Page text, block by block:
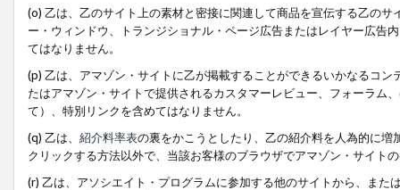
(o) 乙は、乙のサイト上の素材と密接に関連して商品を宣伝する乙の
ー・ウィンドウ、トランジショナル・ページ広告またはレイヤー広告
てはなりません。
(p) 乙は、アマゾン・サイトに乙が掲載することができるいかなるコ
たはアマゾン・サイトで提供されるカスタマーレビュー、フォーラム
て）、特別リンクを含めてはなりません。
(q) 乙は、 紹介料率表の裏をかこうとしたり、乙の紹介料を人為的に
クリックする方法以外で、当該お客様のブラウザでアマゾン・サイト
(r) 乙は、アソシエイト・プログラムに参加する他のサイトから、ま